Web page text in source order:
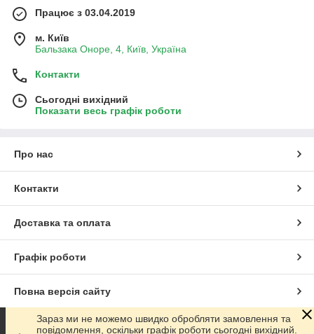
Працює з 03.04.2019
м. Київ
Бальзака Оноре, 4, Київ, Україна
Контакти
Сьогодні вихідний
Показати весь графік роботи
Про нас
Контакти
Доставка та оплата
Графік роботи
Повна версія сайту
Сайт створено на маркетплейсіProm.ua
Зараз ми не можемо швидко обробляти замовлення та
повідомлення, оскільки графік роботи сьогодні вихідний.